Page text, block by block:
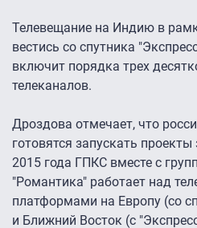
Телевещание на Индию в
вестись со спутника
включит порядка трех
телеканалов.
Дроздова отмечает, что
готовятся запускать
2015 года ГПКС вместе с
"Романтика" работает над
платформами на Европу (со
и Ближний Восток (с